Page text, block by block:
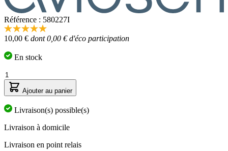
Référence : 580227I
5.0
étoiles
5,
de
la
note
moyenne.
Read
2
Lien
la
10,00 € dont 0,00 € d'éco participation
En stock
Quantité
Ajouter au panier
Livraison(s) possible(s)
Livraison à domicile
Livraison en point relais